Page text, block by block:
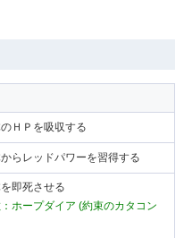
ＨＰを吸収する
らレッドパワーを習得する
即死させる
ホープダイア (約束のカタコン